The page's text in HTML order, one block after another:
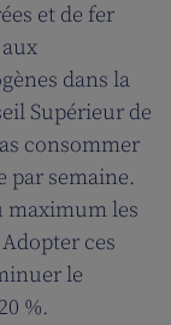
et de fer
dans la
Supérieur de
consommer
par semaine.
maximum les
ces
le
%.